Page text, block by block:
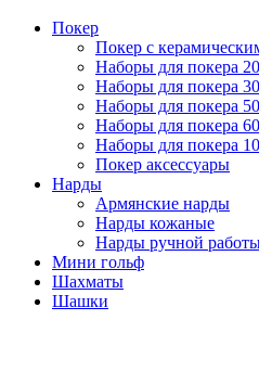
Покер
Покер с
Наборы для покера
Наборы для покера
Наборы для покера
Наборы для покера
Наборы для покера
Покер аксессуары
Нарды
Армянские нарды
Нарды кожаные
Нарды ручной
Мини гольф
Шахматы
Шашки